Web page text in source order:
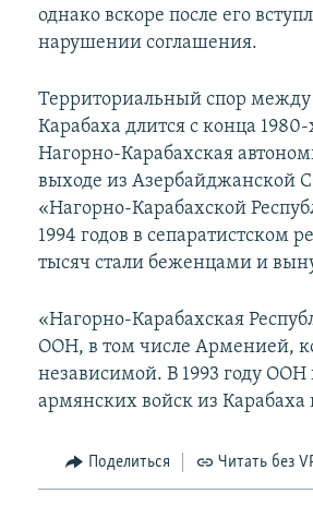
однако вскоре после его
нарушении соглашения.
Территориальный спор
Карабаха длится с конца
Нагорно-Карабахская
выходе из Азербайджанской
«Нагорно-Карабахской
1994 годов в сепаратистском
тысяч стали беженцами и
«Нагорно-Карабахская
ООН, в том числе Арменией,
независимой. В 1993 году
армянских войск из
Поделиться Читать без